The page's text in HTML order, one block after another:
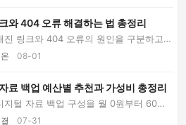
와 404 오류 해결하는 법 총정리
진 링크와 404 오류의 원인을 구분하고
복구하는 순서, 대체 출처 검증...
08-01
료 백업 예산별 추천과 가성비 총정리
털 자료 백업 구성을 월 0원부터 60만
합니다. 클라우드, 외장 SSD·HDD...
07-31